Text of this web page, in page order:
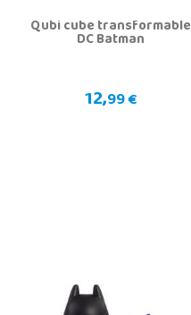
Qubi cube transformable
DC Batman
12,99 €